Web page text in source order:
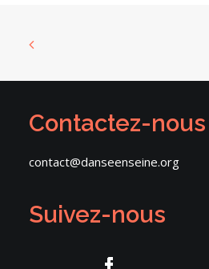
Contactez-nous
contact@danseenseine.org
Suivez-nous